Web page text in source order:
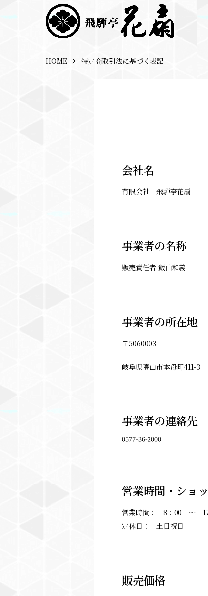
HOME 特定商取引法に基づく表記
会社名
有限会社 飛騨亭花扇
事業者の名称
販売責任者 飯山和義
事業者の所在地
〒5060003
岐阜県高山市本母町411-3
事業者の連絡先
営業時間・ショ
営業時間： 8：00 ～
定休日： 土日祝日
販売価格